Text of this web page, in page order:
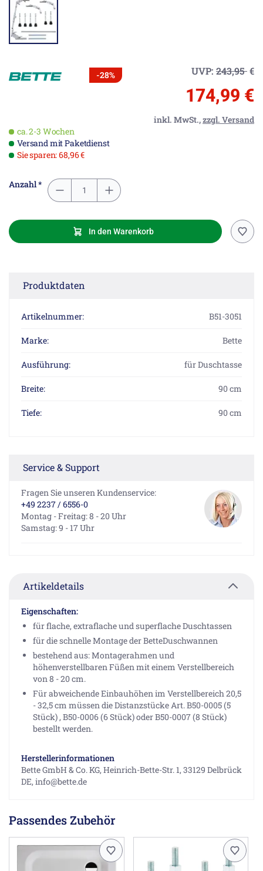
-28% UVP: 243,95€
174,99 €
inkl. MwSt.,zzgl. Versand
ca. 2-3 Wochen
Versand mit Paketdienst
Sie sparen: 68,96 €
Anzahl *
In den Warenkorb
Produktdaten
Artikelnummer: B51-3051
Marke: Bette
Ausführung: für Duschtasse
Breite: 90 cm
Tiefe: 90 cm
Service & Support
Fragen Sie unseren Kundenservice:
+49 2237 / 6556-0
Montag - Freitag: 8 - 20 Uhr
Samstag: 9 - 17 Uhr
Artikeldetails
Eigenschaften:
für flache, extraflache und superflache Duschtassen
für die schnelle Montage der BetteDuschwannen
bestehend aus: Montagerahmen und
höhenverstellbaren Füßen mit einem Verstellbereich
von 8 - 20 cm.
Für abweichende Einbauhöhen im Verstellbereich 20,5
- 32,5 cm müssen die Distanzstücke Art. B50-0005 (5
Stück) , B50-0006 (6 Stück) oder B50-0007 (8 Stück)
bestellt werden.
Herstellerinformationen
Bette GmbH & Co. KG, Heinrich-Bette-Str. 1, 33129 Delbrück
DE, info@bette.de
Passendes Zubehör